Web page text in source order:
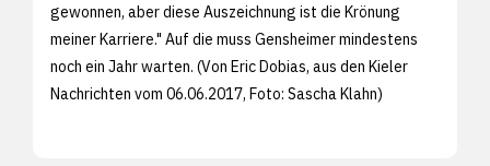
gewonnen, aber diese Auszeichnung ist die Krönung
meiner Karriere." Auf die muss Gensheimer mindestens
noch ein Jahr warten. (Von Eric Dobias, aus den Kieler
Nachrichten vom 06.06.2017, Foto: Sascha Klahn)